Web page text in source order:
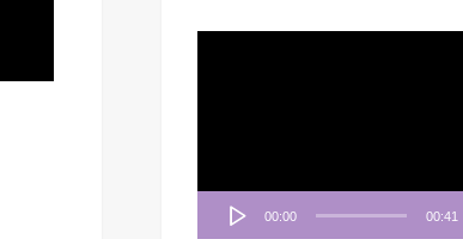
00:00 00:41